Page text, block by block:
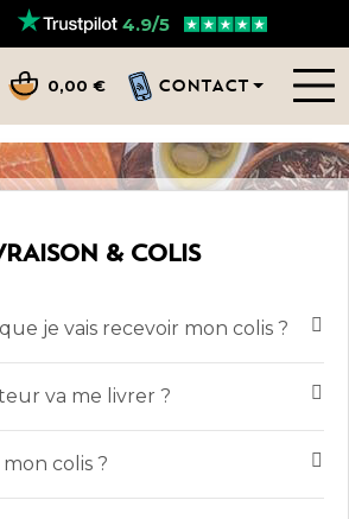
4.9/5
0,00 € CONTACT
& COLIS
je vais recevoir mon colis ?
va me livrer ?
colis ?